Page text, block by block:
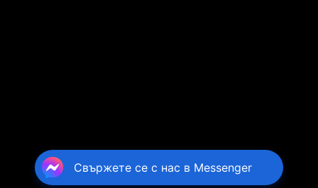
Свържете се с нас в Messenger